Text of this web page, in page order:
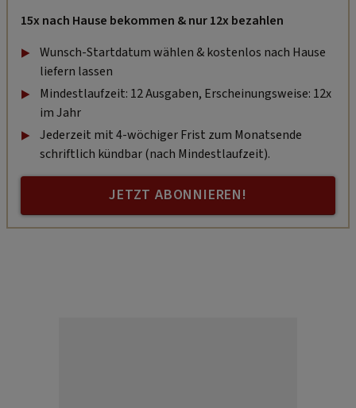
15x nach Hause bekommen & nur 12x bezahlen
Wunsch-Startdatum wählen & kostenlos nach Hause
liefern lassen
Mindestlaufzeit: 12 Ausgaben, Erscheinungsweise: 12x
im Jahr
Jederzeit mit 4-wöchiger Frist zum Monatsende
schriftlich kündbar (nach Mindestlaufzeit).
JETZT ABONNIEREN!